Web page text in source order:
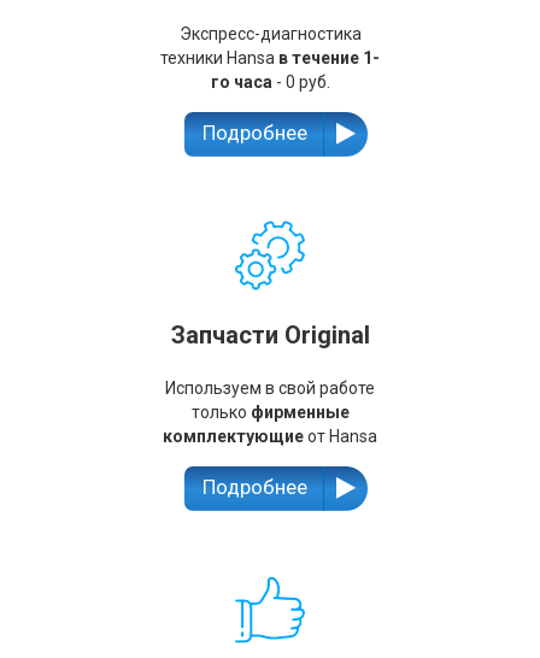
Экспресс-диагностика
техники Hansa в течение 1-
го часа - 0 руб.
Подробнее
Запчасти Original
Используем в свой работе
только фирменные
комплектующиеот Hansa
Подробнее